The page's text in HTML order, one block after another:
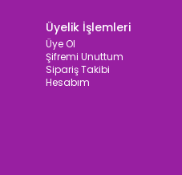
Üyelik İşlemleri
Üye Ol
Şifremi Unuttum
Sipariş Takibi
Hesabım